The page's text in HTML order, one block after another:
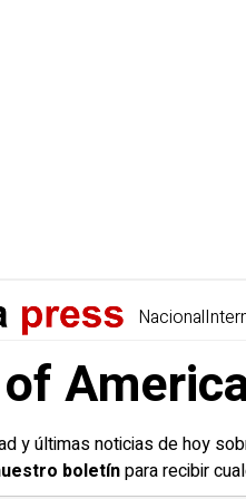
Nacional
y últimas noticias de hoy
boletínpara recibir